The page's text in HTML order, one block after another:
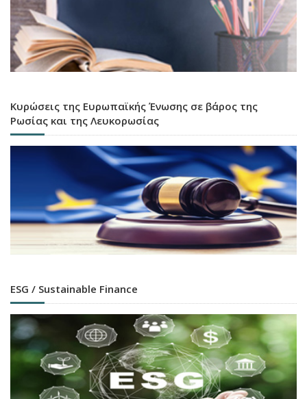
Κυρώσεις της Ευρωπαϊκής Ένωσης σε βάρος της
Ρωσίας και της Λευκορωσίας
ESG / Sustainable Finance